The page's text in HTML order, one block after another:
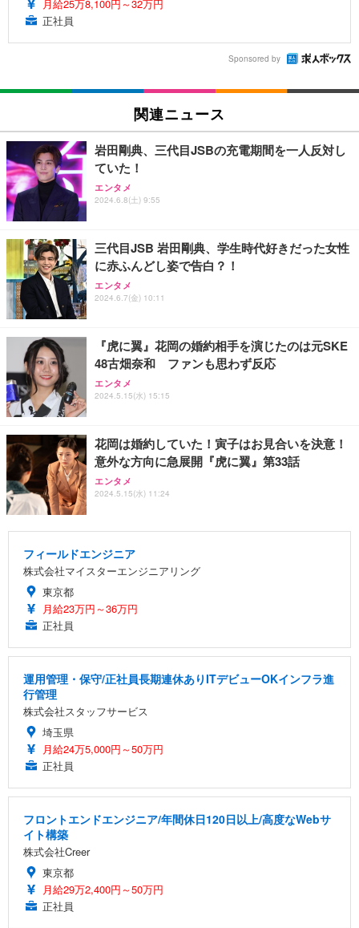
月給25万8,100円～32万円
正社員
Sponsored by
関連ニュース
岩田剛典、三代目JSBの充電期間を一人反対し
ていた！
エンタメ
2024.6.8(土) 9:55
三代目JSB 岩田剛典、学生時代好きだった女性
に赤ふんどし姿で告白？！
エンタメ
2024.6.7(金) 10:11
『虎に翼』花岡の婚約相手を演じたのは元SKE
48古畑奈和 ファンも思わず反応
エンタメ
2024.5.15(水) 15:15
花岡は婚約していた！寅子はお見合いを決意！
意外な方向に急展開『虎に翼』第33話
エンタメ
2024.5.15(水) 11:24
フィールドエンジニア
株式会社マイスターエンジニアリング
東京都
月給23万円～36万円
正社員
運用管理・保守/正社員長期連休ありITデビューOKインフラ進
行管理
株式会社スタッフサービス
埼玉県
月給24万5,000円～50万円
正社員
フロントエンドエンジニア/年間休日120日以上/高度なWebサ
イト構築
株式会社Creer
東京都
月給29万2,400円～50万円
正社員